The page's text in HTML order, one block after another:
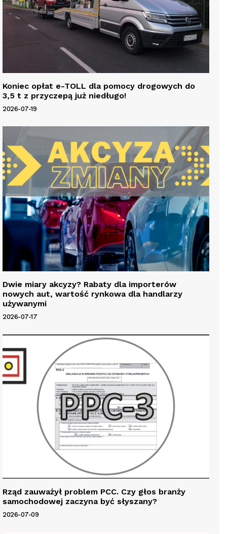
Koniec opłat e-TOLL dla pomocy drogowych do
3,5 t z przyczepą już niedługo!
2026-07-19
Dwie miary akcyzy? Rabaty dla importerów
nowych aut, wartość rynkowa dla handlarzy
używanymi
2026-07-17
Rząd zauważył problem PCC. Czy głos branży
samochodowej zaczyna być słyszany?
2026-07-09